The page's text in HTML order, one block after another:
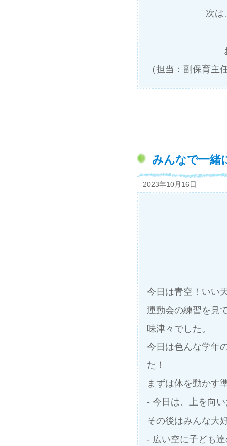
次は
（担当：副保育主
みんなで一緒
2023年10月16日
今日は青空！いい
運動会の練習を見
味津々でした。
今日は色んな学年
た！
まずは体を動かす
- 今日は、上を向
その後はみんな大
- 広い空に子ども